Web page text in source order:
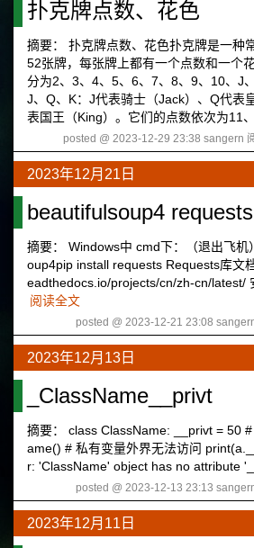
扑克牌点数、花色
摘要： 扑克牌点数、花色扑克牌是一种
52张牌，每张牌上都有一个点数和一个
分为2、3、4、5、6、7、8、9、10、J
J、Q、K：J代表骑士（Jack）、Q代表
表国王（King）。它们的点数依次为11
posted @ 2023-12-29 23:38 sangern
2023年12月21日
beautifulsoup4 requests
摘要： Windows中 cmd下：（退出飞
oup4pip install requests Requests库文
eadthedocs.io/projects/cn/zh-cn/latest/
阅读全文
posted @ 2023-12-21 23:08
2023年12月13日
_ClassName__privt
摘要： class ClassName: __privt = 50
ame() # 私有变量外界无法访问
r: 'ClassName' object has no attribute
posted @ 2023-12-13 23:13
2023年12月11日